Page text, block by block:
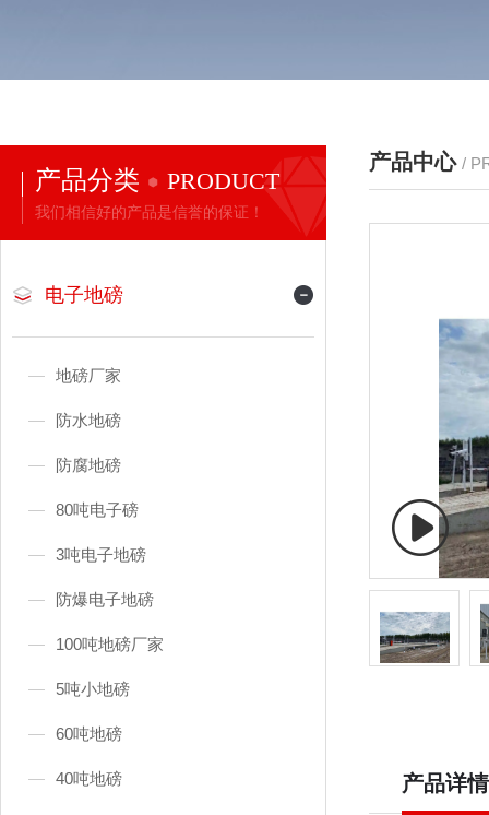
产品分类 PRODUCT
我们相信好的产品是信誉的保证！
电子地磅
地磅厂家
防水地磅
防腐地磅
80吨电子磅
3吨电子地磅
防爆电子地磅
100吨地磅厂家
5吨小地磅
60吨地磅
40吨地磅
产品中心 /
产品详情